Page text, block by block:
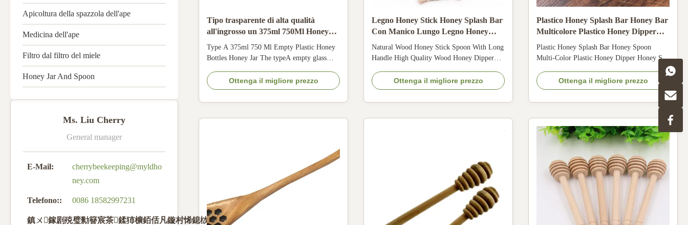
Apicoltura della spazzola dell'ape
Medicina dell'ape
Filtro dal filtro del miele
Honey Jar And Spoon
Ms. Liu Cherry
General manager
E-Mail:
cherrybeekeeping@myldho
ney.com
Telefono:: 0086 18582997231
鎮ㄨ鎵剧殑璧勬簮宸茶鍒犻櫎銆佸凡鏇村悕鎴栨殏鏃朵笉鍙敤銆:
Tipo trasparente di alta qualità
all'ingrosso un 375ml 750Ml Honey
Jars vuoto
Type A 375ml 750 Ml Empty Plastic Honey
Bottles Honey Jar The typeA empty glass
750ml material plastic package 72pcs/carton
48 pcs / carton color transparent 1. For this
type we have 375ml and 750ml can be choose
Ottenga il migliore prezzo
Legno Honey Stick Honey Splash Bar
Con Manico Lungo Legno Honey
Dipper Stick
Natural Wood Honey Stick Spoon With Long
Handle High Quality Wood Honey Dipper
looking and high quality honey pot can make
your life more beautiful, a natural and good
designed honey dipper can help you get
Ottenga il migliore prezzo
Plastico Honey Splash Bar Honey Bar
Multicolore Plastico Honey Dipper
per mangiare
Plastic Honey Splash Bar Honey Spoon
Multi-Color Plastic Honey Dipper Honey Stir
honey pot can make your life more beautiful,
a natural and good designed honey dipper can
help you get honey into your drink easily.
Our honey pot is made of very high quality
Ottenga il migliore prezzo